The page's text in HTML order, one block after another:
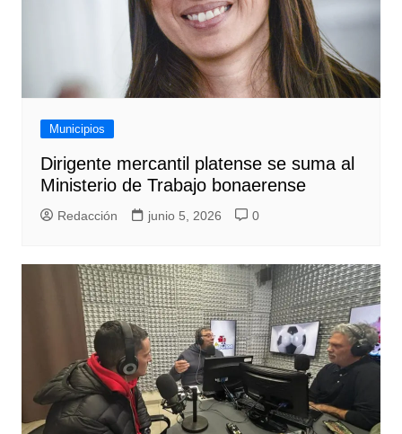
Municipios
Dirigente mercantil platense se suma al
Ministerio de Trabajo bonaerense
Redacción junio 5, 2026 0